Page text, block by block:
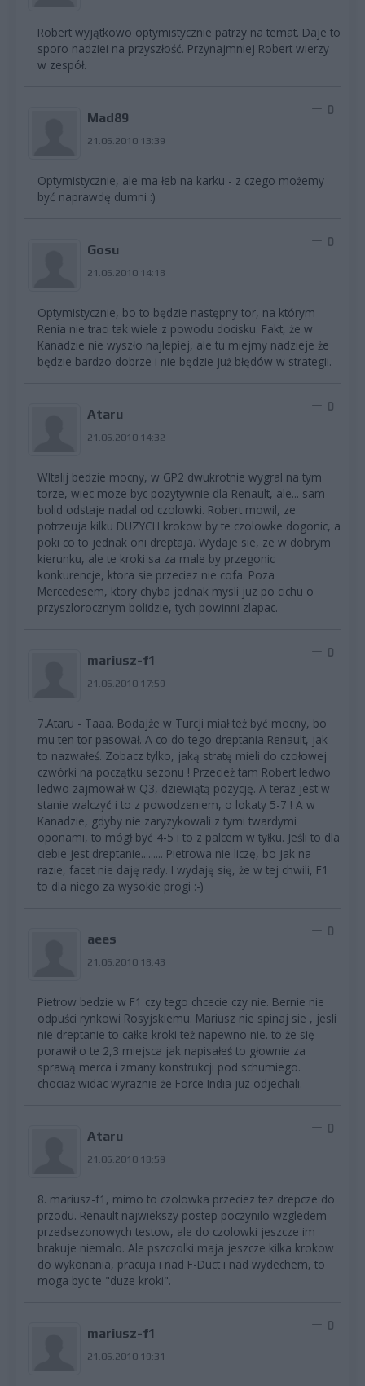
Robert wyjątkowo optymistycznie patrzy na temat. Daje to
sporo nadziei na przyszłość. Przynajmniej Robert wierzy
w zespół.
Mad89
21.06.2010 13:39
0
Optymistycznie, ale ma łeb na karku - z czego możemy
być naprawdę dumni :)
Gosu
21.06.2010 14:18
0
Optymistycznie, bo to będzie następny tor, na którym
Renia nie traci tak wiele z powodu docisku. Fakt, że w
Kanadzie nie wyszło najlepiej, ale tu miejmy nadzieje że
będzie bardzo dobrze i nie będzie już błędów w strategii.
Ataru
21.06.2010 14:32
0
WItalij bedzie mocny, w GP2 dwukrotnie wygral na tym
torze, wiec moze byc pozytywnie dla Renault, ale... sam
bolid odstaje nadal od czolowki. Robert mowil, ze
potrzeuja kilku DUZYCH krokow by te czolowke dogonic, a
poki co to jednak oni dreptaja. Wydaje sie, ze w dobrym
kierunku, ale te kroki sa za male by przegonic
konkurencje, ktora sie przeciez nie cofa. Poza
Mercedesem, ktory chyba jednak mysli juz po cichu o
przyszlorocznym bolidzie, tych powinni zlapac.
mariusz-f1
21.06.2010 17:59
0
7.Ataru - Taaa. Bodajże w Turcji miał też być mocny, bo
mu ten tor pasował. A co do tego dreptania Renault, jak
to nazwałeś. Zobacz tylko, jaką stratę mieli do czołowej
czwórki na początku sezonu ! Przecież tam Robert ledwo
ledwo zajmował w Q3, dziewiątą pozycję. A teraz jest w
stanie walczyć i to z powodzeniem, o lokaty 5-7 ! A w
Kanadzie, gdyby nie zaryzykowali z tymi twardymi
oponami, to mógł być 4-5 i to z palcem w tyłku. Jeśli to dla
ciebie jest dreptanie......... Pietrowa nie liczę, bo jak na
razie, facet nie daję rady. I wydaję się, że w tej chwili, F1
to dla niego za wysokie progi :-)
aees
21.06.2010 18:43
0
Pietrow bedzie w F1 czy tego chcecie czy nie. Bernie nie
odpuści rynkowi Rosyjskiemu. Mariusz nie spinaj sie , jesli
nie dreptanie to całke kroki też napewno nie. to że się
porawił o te 2,3 miejsca jak napisałeś to głownie za
sprawą merca i zmany konstrukcji pod schumiego.
chociaż widac wyraznie że Force India juz odjechali.
Ataru
21.06.2010 18:59
0
8. mariusz-f1, mimo to czolowka przeciez tez drepcze do
przodu. Renault najwiekszy postep poczynilo wzgledem
przedsezonowych testow, ale do czolowki jeszcze im
brakuje niemalo. Ale pszczolki maja jeszcze kilka krokow
do wykonania, pracuja i nad F-Duct i nad wydechem, to
moga byc te "duze kroki".
mariusz-f1
21.06.2010 19:31
0